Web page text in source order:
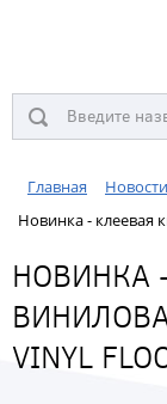
Главная
Новости
Новинка - клеевая
НОВИНКА
VINYL